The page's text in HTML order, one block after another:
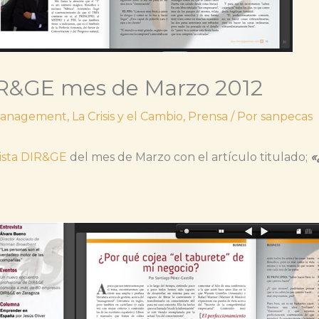
mes de Marzo 2012
, La Crisis y el Cambio, Prensa / Por sanpecas
DIR&GE del mes de Marzo con el artículo titulado;